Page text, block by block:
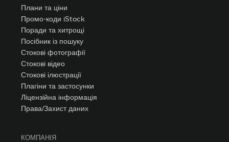
Плани та ціни
Промо-коди iStock
Поради та хитрощі
Посібник із пошуку
Стокові фотографії
Стокові відео
Стокові ілюстрації
Плагіни та застосунки
Ліцензійна інформація
Права/Захист даних
КОМПАНІЯ